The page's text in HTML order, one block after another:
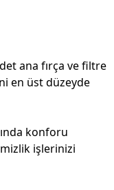
ana fırça ve filtre
en üst düzeyde
konforu
işlerinizi